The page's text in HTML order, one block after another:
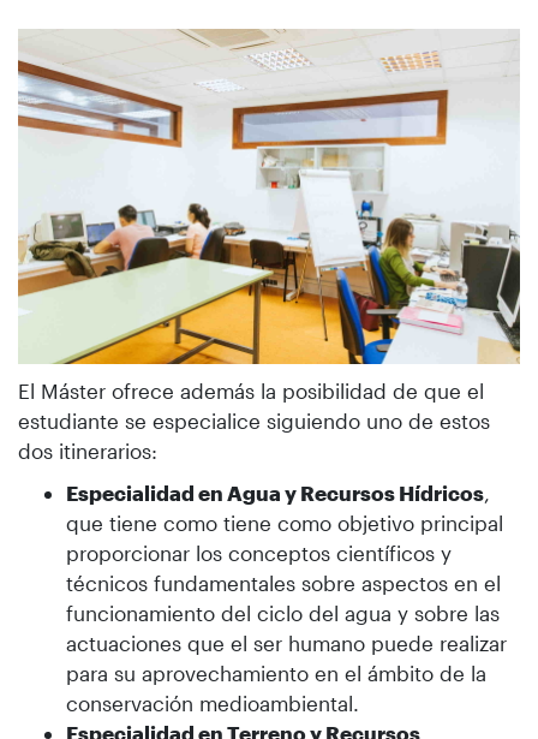
El Máster ofrece además la posibilidad de que el
estudiante se especialice siguiendo uno de estos
dos itinerarios:
Especialidad en Agua y Recursos Hídricos
que tiene como tiene como objetivo principal
proporcionar los conceptos científicos y
técnicos fundamentales sobre aspectos en el
funcionamiento del ciclo del agua y sobre las
actuaciones que el ser humano puede realizar
para su aprovechamiento en el ámbito de la
conservación medioambiental.
Especialidad en Terreno y Recursos